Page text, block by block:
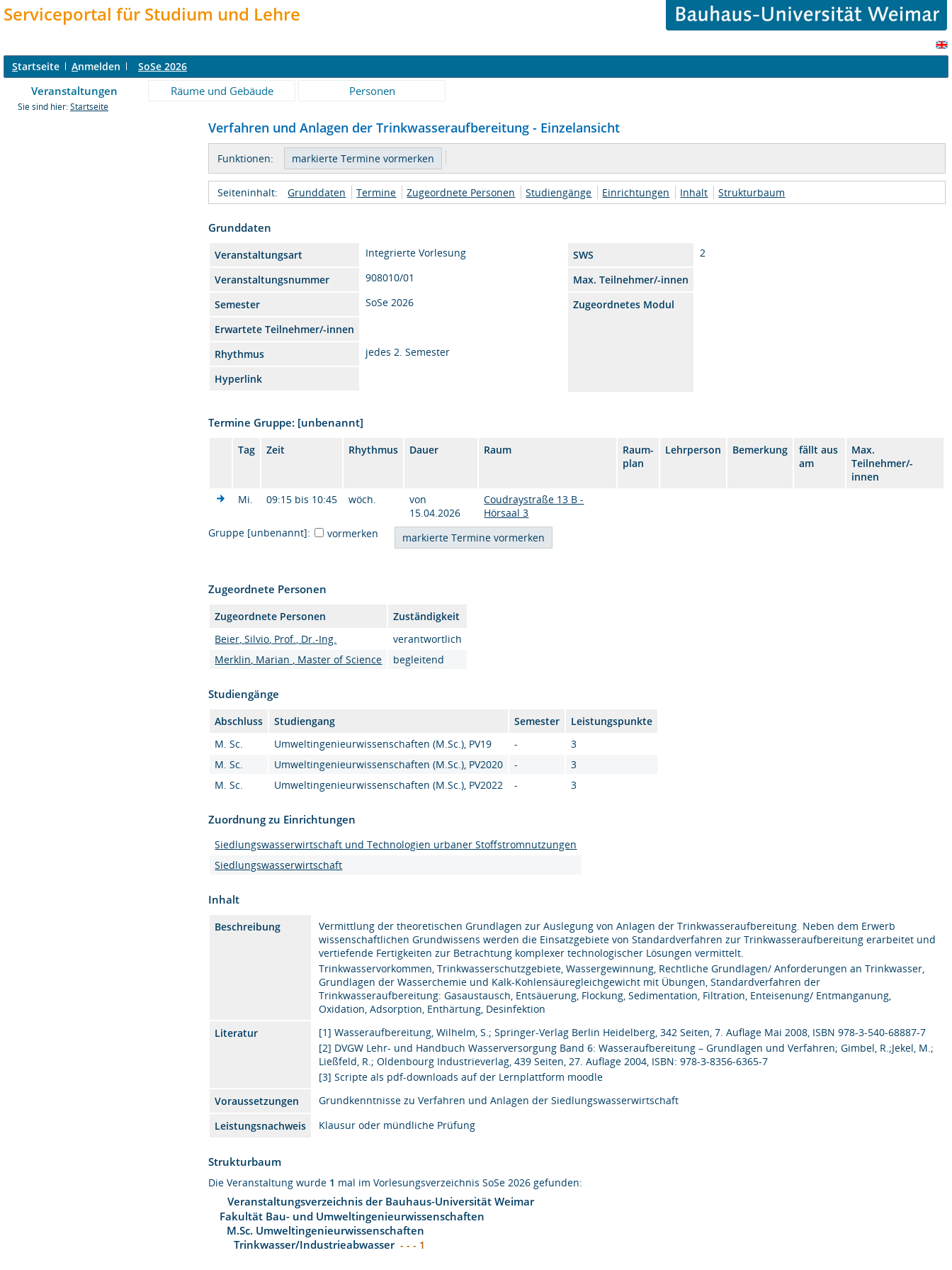
Serviceportal für Studium und Lehre
Startseite Anmelden SoSe 2026
Veranstaltungen Räume und Gebäude Personen
Sie sind hier: Startseite
Verfahren und Anlagen der Trinkwasseraufbereitung - Einzelansicht
Funktionen:
Seiteninhalt: Grunddaten Termine Zugeordnete Personen Studiengänge Einrichtungen Inhalt Strukturbaum
Grunddaten
Veranstaltungsart Integrierte Vorlesung SWS
2
Veranstaltungsnummer
908010/01
Max. Teilnehmer/-innen
Semester
SoSe 2026
Zugeordnetes Modul
Erwartete Teilnehmer/-innen
Rhythmus
jedes 2. Semester
Hyperlink
Termine Gruppe: [unbenannt]
Tag Zeit Rhythmus Dauer Raum
Raum-
plan
Lehrperson Bemerkung
fällt aus
am
Max.
Teilnehmer/-
innen
Mi.
09:15 bis 10:45 wöch.
von
15.04.2026
Coudraystraße 13 B -
Hörsaal 3
Gruppe [unbenannt]:
vormerken
Zugeordnete Personen
Zugeordnete Personen
Zuständigkeit
Beier, Silvio, Prof., Dr.-Ing.
verantwortlich
Merklin, Marian , Master of Science
begleitend
Studiengänge
Abschluss Studiengang Semester
Leistungspunkte
M. Sc.
Umweltingenieurwissenschaften (M.Sc.), PV19 -
3
M. Sc.
Umweltingenieurwissenschaften (M.Sc.), PV2020 -
3
M. Sc.
Umweltingenieurwissenschaften (M.Sc.), PV2022 - 3
Zuordnung zu Einrichtungen
Siedlungswasserwirtschaft und Technologien urbaner Stoffstromnutzungen
Siedlungswasserwirtschaft
Inhalt
Beschreibung
Vermittlung der theoretischen Grundlagen zur Auslegung von Anlagen der Trinkwasseraufbereitung. Neben dem Erwerb
wissenschaftlichen Grundwissens werden die Einsatzgebiete von Standardverfahren zur Trinkwasseraufbereitung erarbeitet und
vertiefende Fertigkeiten zur Betrachtung komplexer technologischer Lösungen vermittelt.
Trinkwasservorkommen, Trinkwasserschutzgebiete, Wassergewinnung, Rechtliche Grundlagen/ Anforderungen an Trinkwasser,
Grundlagen der Wasserchemie und Kalk-Kohlensäuregleichgewicht mit Übungen, Standardverfahren der
Trinkwasseraufbereitung: Gasaustausch, Entsäuerung, Flockung, Sedimentation, Filtration, Enteisenung/ Entmanganung,
Oxidation, Adsorption, Enthärtung, Desinfektion
Literatur
[1] Wasseraufbereitung, Wilhelm, S.; Springer-Verlag Berlin Heidelberg, 342 Seiten, 7. Auflage Mai 2008, ISBN 978-3-540-68887-7
[2] DVGW Lehr- und Handbuch Wasserversorgung Band 6: Wasseraufbereitung – Grundlagen und Verfahren; Gimbel, R.;Jekel, M.;
Ließfeld, R.; Oldenbourg Industrieverlag, 439 Seiten, 27. Auflage 2004, ISBN: 978-3-8356-6365-7
[3] Scripte als pdf-downloads auf der Lernplattform moodle
Voraussetzungen
Grundkenntnisse zu Verfahren und Anlagen der Siedlungswasserwirtschaft
Leistungsnachweis
Klausur oder mündliche Prüfung
Strukturbaum
Die Veranstaltung wurde 1 mal im Vorlesungsverzeichnis SoSe 2026 gefunden:
Veranstaltungsverzeichnis der Bauhaus-Universität Weimar
Fakultät Bau- und Umweltingenieurwissenschaften
M.Sc. Umweltingenieurwissenschaften
Trinkwasser/Industrieabwasser - - - 1